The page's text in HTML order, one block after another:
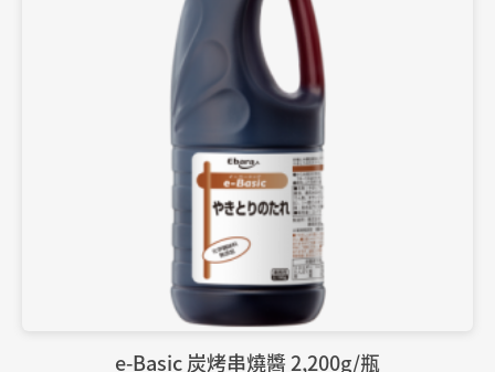
e-Basic 炭烤串燒醬 2,200g/瓶